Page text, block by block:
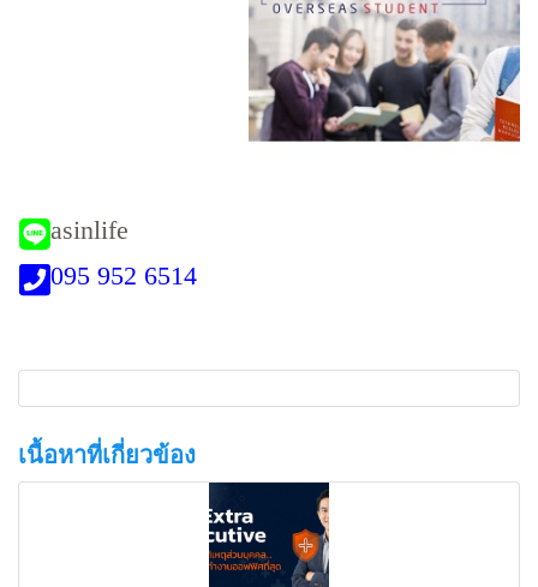
asinlife
095 952 6514
เนื้อหาที่เกี่ยวข้อง